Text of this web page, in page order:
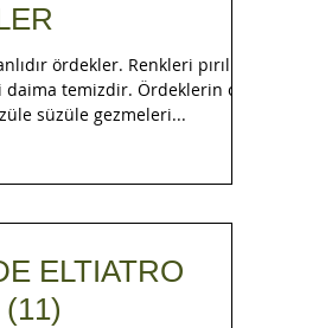
ördekler. Renkleri pırıl
daima temizdir. Ördeklerin o
süzüle gezmeleri...
ELTIATRO